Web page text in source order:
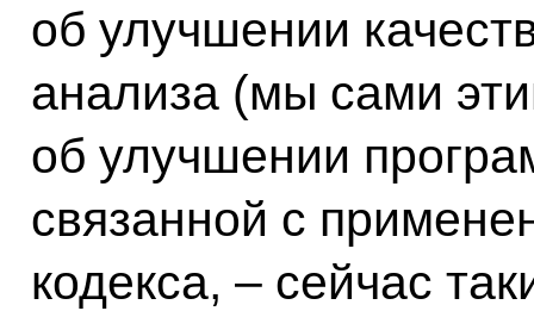
об улучшении
анализа (мы сами
об улучшении
связанной с
кодекса, – сейчас